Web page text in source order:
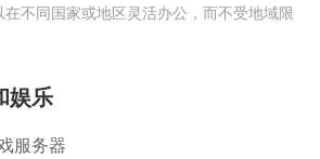
在不同国家或地区灵活办公，而不受地域限
娱乐
服务器